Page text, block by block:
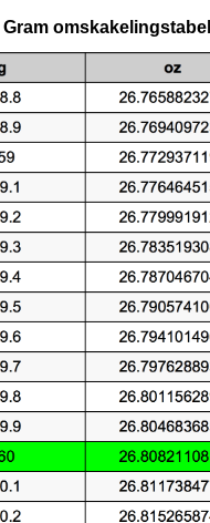
Gram omskakelingstabel